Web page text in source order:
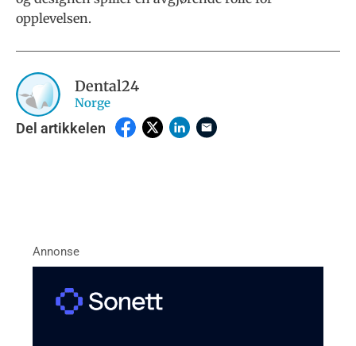
opplevelsen.
Dental24
Norge
Del artikkelen